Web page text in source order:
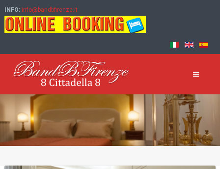
INFO: info@bandbfirenze.it